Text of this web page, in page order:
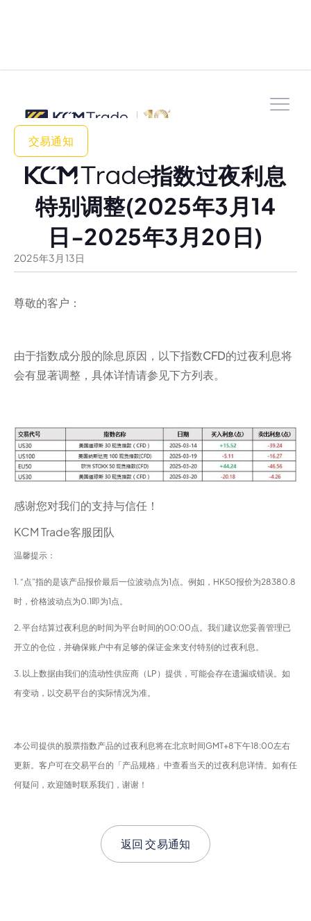
交易通知
指数过夜利息
特别调整(2025年3月14
日-2025年3月20日)
2025年3 月 13日
尊敬的客户：
由于指数成分股的除息原因，以下指数CFD的过夜利息将
会有显著调整，具体详情请参见下方列表。
感谢您对我们的支持与信任！
KCM Trade客服团队
温馨提示：
1. “点”指的是该产品报价最后一位波动点为1点。例如，HK50报价为28380.8
时，价格波动点为0.1即为1点。
2. 平台结算过夜利息的时间为平台时间的00:00点。我们建议您妥善管理已
开立的仓位，并确保账户中有足够的保证金来支付特别的过夜利息。
3. 以上数据由我们的流动性供应商（LP）提供，可能会存在遗漏或错误。如
有变动，以交易平台的实际情况为准。
本公司提供的股票指数产品的过夜利息将在北京时间GMT+8下午18:00左右
更新。客户可在交易平台的「产品规格」中查看当天的过夜利息详情。如有任
何疑问，欢迎随时联系我们，谢谢！
返回交易通知